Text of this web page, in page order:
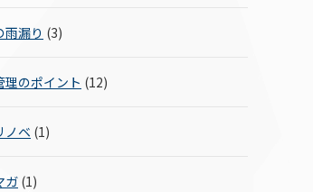
雨漏り (3)
理のポイント (12)
ノベ (1)
ガ (1)